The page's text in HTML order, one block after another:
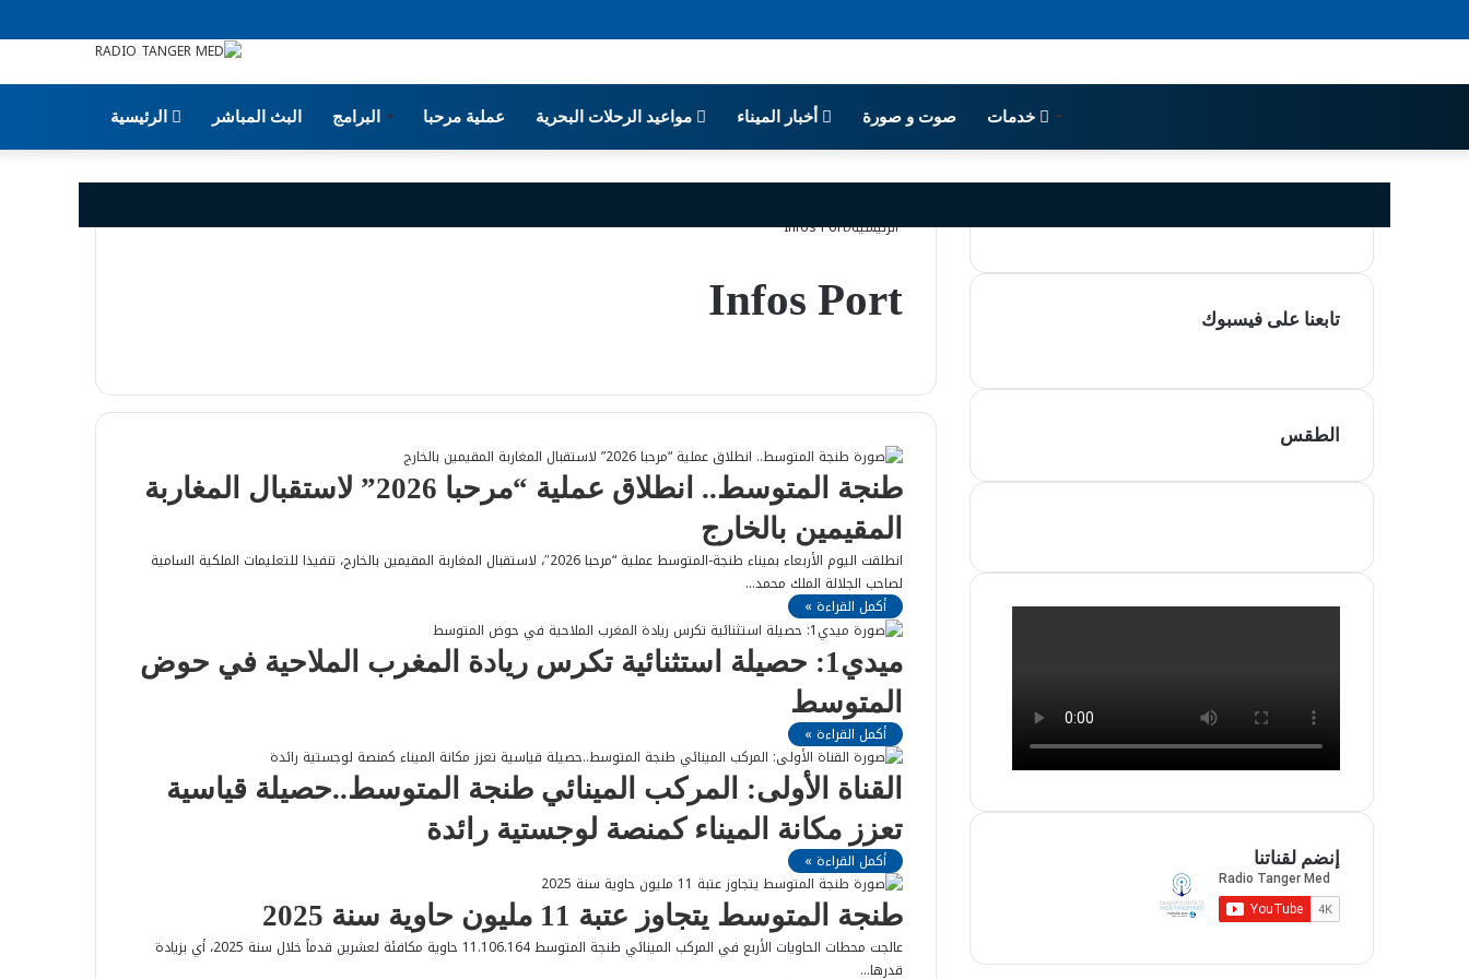
الرئيسية البث المباشر البرامج عملية مرحبا مواعيد الرحلات البحرية أخبار الميناء صوت و صورة خدمات
الرئيسية/
Infos Port
Infos Port
طنجة المتوسط.. انطلاق عملية “مرحبا 2026” لاستقبال المغاربة
المقيمين بالخارج
انطلقت اليوم الأربعاء بميناء طنجة-المتوسط عملية “مرحبا 2026″، لاستقبال المغاربة المقيمين بالخارج، تنفيذا للتعليمات الملكية السامية
لصاحب الجلالة الملك محمد…
أكمل القراءة »
ميدي1: حصيلة استثنائية تكرس ريادة المغرب الملاحية في حوض
المتوسط
أكمل القراءة »
القناة الأولى: المركب المينائي طنجة المتوسط..حصيلة قياسية
تعزز مكانة الميناء كمنصة لوجستية رائدة
أكمل القراءة »
طنجة المتوسط يتجاوز عتبة 11 مليون حاوية سنة 2025
عالجت محطات الحاويات الأربع في المركب المينائي طنجة المتوسط 11.106.164 حاوية مكافئة لعشرين قدماً خلال سنة 2025، أي بزيادة
قدرها…
تابعنا على فيسبوك
الطقس
إنضم لقناتنا